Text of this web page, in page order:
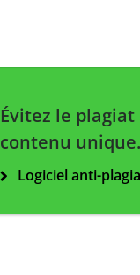
Évitez le
contenu unique.
Logiciel anti-